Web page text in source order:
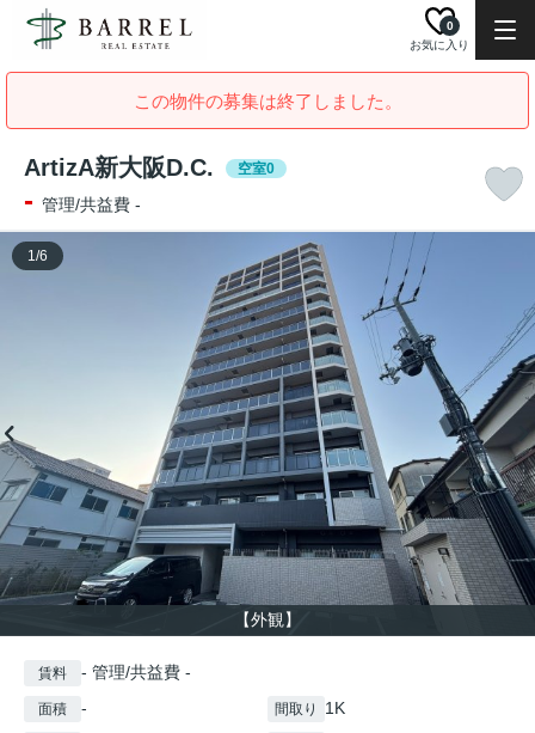
お気に入り
0
この物件の募集は終了しました。
ArtizA新大阪D.C. 空室0
- 管理/共益費 -
【外観】
1/6
賃料 - 管理/共益費 -
面積 - 間取り 1K